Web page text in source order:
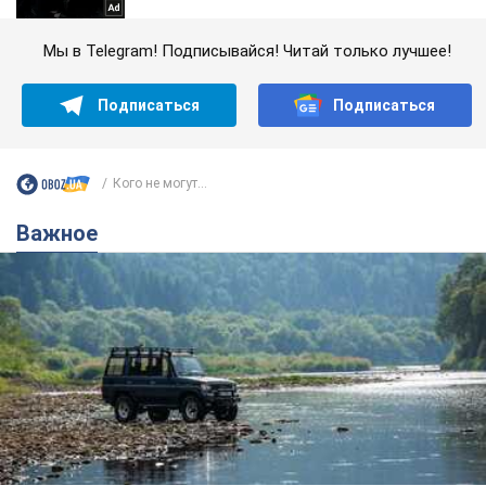
Мы в Telegram! Подписывайся! Читай только лучшее!
Подписаться Подписаться
Кого не могут...
Важное